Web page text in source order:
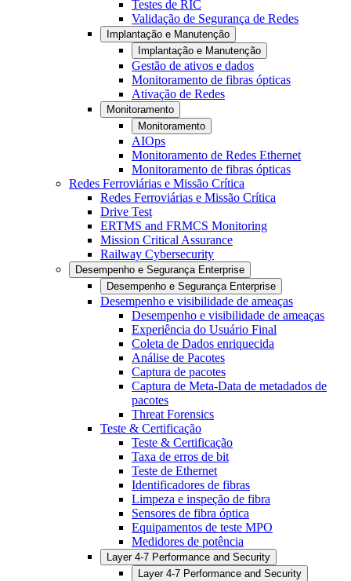
Testes de RIC
Validação de Segurança de Redes
Implantação e Manutenção
Implantação e Manutenção
Gestão de ativos e dados
Monitoramento de fibras ópticas
Ativação de Redes
Monitoramento
Monitoramento
AIOps
Monitoramento de Redes Ethernet
Monitoramento de fibras ópticas
Redes Ferroviárias e Missão Crítica
Redes Ferroviárias e Missão Crítica
Drive Test
ERTMS and FRMCS Monitoring
Mission Critical Assurance
Railway Cybersecurity
Desempenho e Segurança Enterprise
Desempenho e Segurança Enterprise
Desempenho e visibilidade de ameaças
Desempenho e visibilidade de ameaças
Experiência do Usuário Final
Coleta de Dados enriquecida
Análise de Pacotes
Captura de pacotes
Captura de Meta-Data de metadados de
pacotes
Threat Forensics
Teste & Certificação
Teste & Certificação
Taxa de erros de bit
Teste de Ethernet
Identificadores de fibras
Limpeza e inspeção de fibra
Sensores de fibra óptica
Equipamentos de teste MPO
Medidores de potência
Layer 4-7 Performance and Security
Layer 4-7 Performance and Security